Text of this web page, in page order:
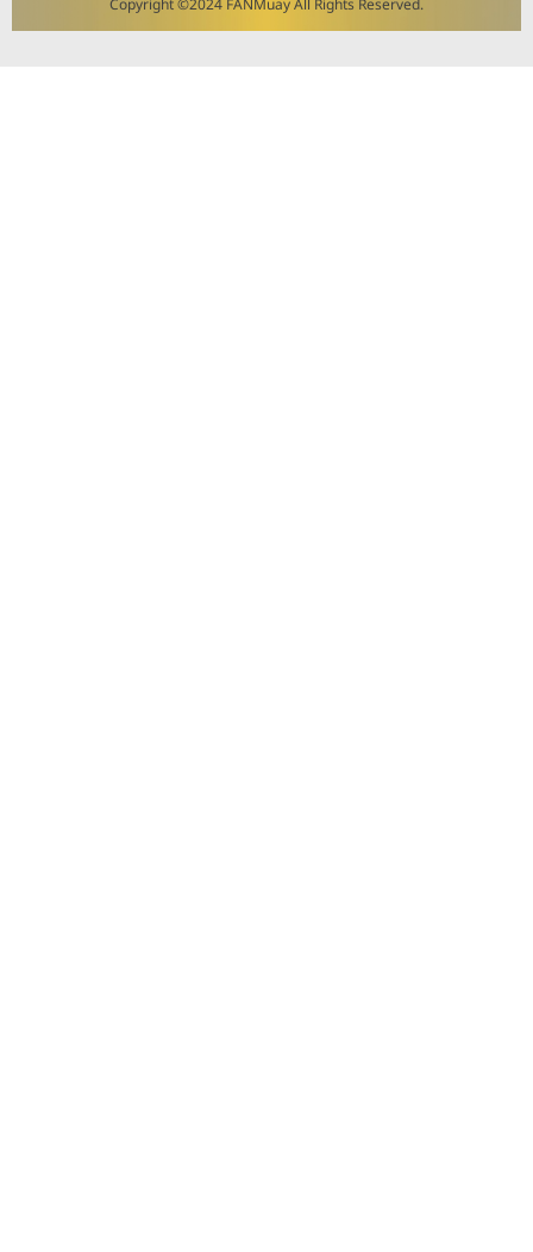
Copyright ©2024 FANMuay All Rights Reserved.